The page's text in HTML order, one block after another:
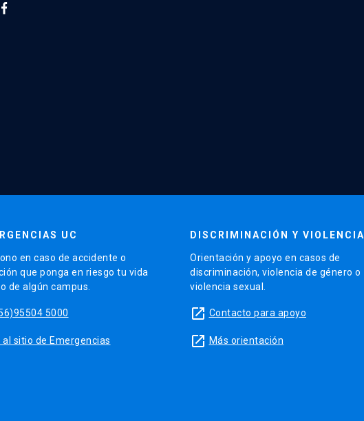
UC
en caso de accidente o
que ponga en riesgo tu vida
de algún campus.
5000
al sitio de Emergencias
DISCRIMINACIÓN Y VIOLENCIA
Orientación y apoyo en casos de
discriminación, violencia de género o
violencia sexual.
launch Contacto para apoyo
launch Más orientación